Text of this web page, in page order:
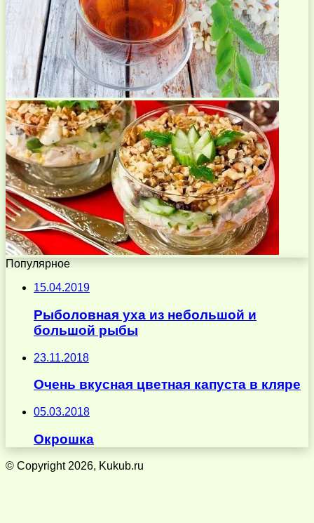
Популярное
15.04.2019
Рыболовная уха из небольшой и
большой рыбы
23.11.2018
Очень вкусная цветная капуста в кляре
05.03.2018
Окрошка
© Copyright 2026, Kukub.ru